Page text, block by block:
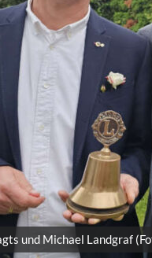
und Michael Landgraf